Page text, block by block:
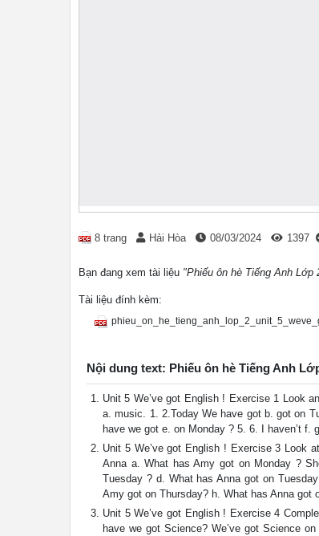
8 trang Hải Hòa 08/03/2024 1397
Bạn đang xem tài liệu "Phiếu ôn hè Tiếng Anh Lớp
Tài liệu đính kèm:
Nội dung text: Phiếu ôn hè Tiếng Anh
Unit 5 We’ve got English ! Exercise 1 Look
a. music. 1. 2.Today We have got b. got on
have we got e. on Monday ? 5. 6. I haven’t f.
Unit 5 We’ve got English ! Exercise 3 Look
Anna a. What has Amy got on Monday ?
Tuesday ? d. What has Anna got on
Amy got on Thursday? h. What has Anna got
Unit 5 We’ve got English ! Exercise 4
have we got Science? We’ve got Science